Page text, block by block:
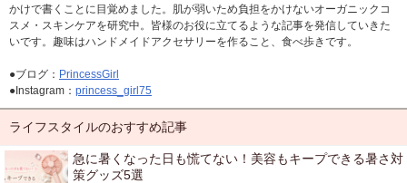
かけで書くことに目覚めました。肌が弱いため負担をかけないオーガニックコ
スメ・スキンケアを研究中。皆様のお役に立てるような記事を発信していきた
いです。趣味はハンドメイドアクセサリーを作ること、食べ歩きです。
●ブログ： PrincessGirl
●Instagram： princess_girl75
ライフスタイルのおすすめ記事
急に暑くなった日も慌てない！美容もキープできる暑さ対
策グッズ5選